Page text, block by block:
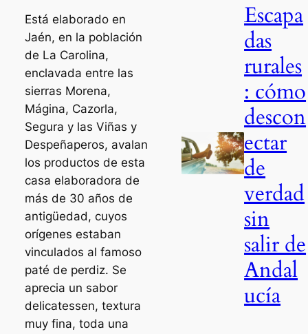
Está elaborado en
Jaén, en la población
de La Carolina,
enclavada entre las
sierras Morena,
Mágina, Cazorla,
Segura y las Viñas y
Despeñaperos, avalan
los productos de esta
casa elaboradora de
más de 30 años de
antigüedad, cuyos
orígenes estaban
vinculados al famoso
paté de perdiz. Se
aprecia un sabor
delicatessen, textura
muy fina, toda una
Escapa
das
rurales
: cómo
descon
ectar
de
verdad
sin
salir de
Andal
ucía